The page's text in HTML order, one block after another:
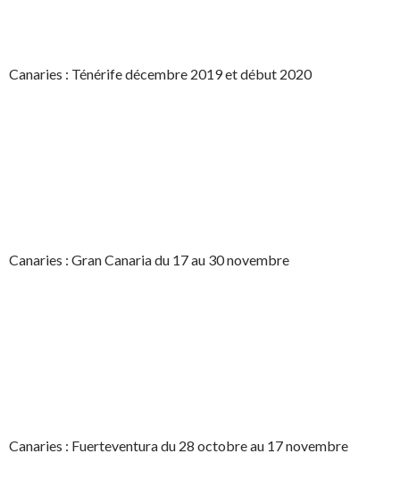
Canaries : Ténérife décembre 2019 et début 2020
Canaries : Gran Canaria du 17 au 30 novembre
Canaries : Fuerteventura du 28 octobre au 17 novembre